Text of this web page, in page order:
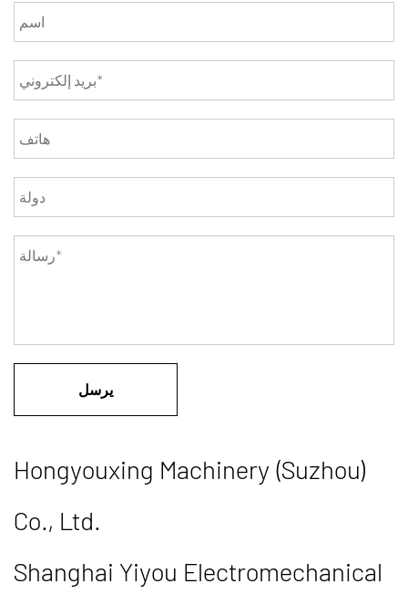
Hongyouxing Machinery (Suzhou)
Co., Ltd.
Shanghai Yiyou Electromechanical